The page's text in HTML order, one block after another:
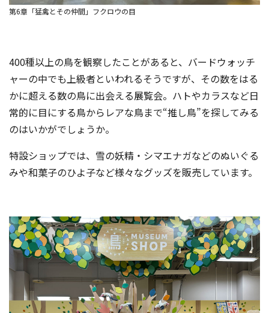
第6章「猛禽とその仲間」フクロウの目
400種以上の鳥を観察したことがあると、バードウォッチ
ャーの中でも上級者といわれるそうですが、その数をはる
かに超える数の鳥に出会える展覧会。ハトやカラスなど日
常的に目にする鳥からレアな鳥まで“推し鳥”を探してみる
のはいかがでしょうか。
特設ショップでは、雪の妖精・シマエナガなどのぬいぐる
みや和菓子のひよ子など様々なグッズを販売しています。